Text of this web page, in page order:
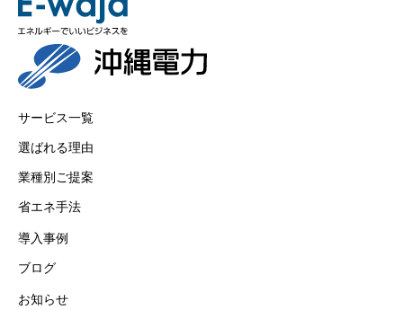
サービス一覧
選ばれる理由
業種別ご提案
省エネ手法
導入事例
ブログ
お知らせ